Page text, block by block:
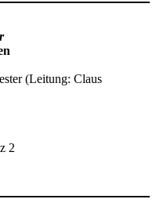
(Leitung: Claus
2